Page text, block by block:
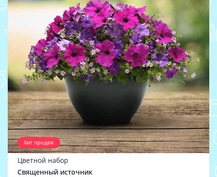
Хит продаж
Цветной набор
Священный источник